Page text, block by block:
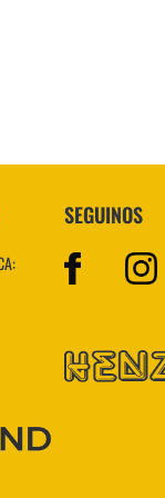
SEGUINOS